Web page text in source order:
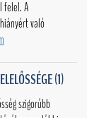
felel. A
való
(1)
szigorúbb